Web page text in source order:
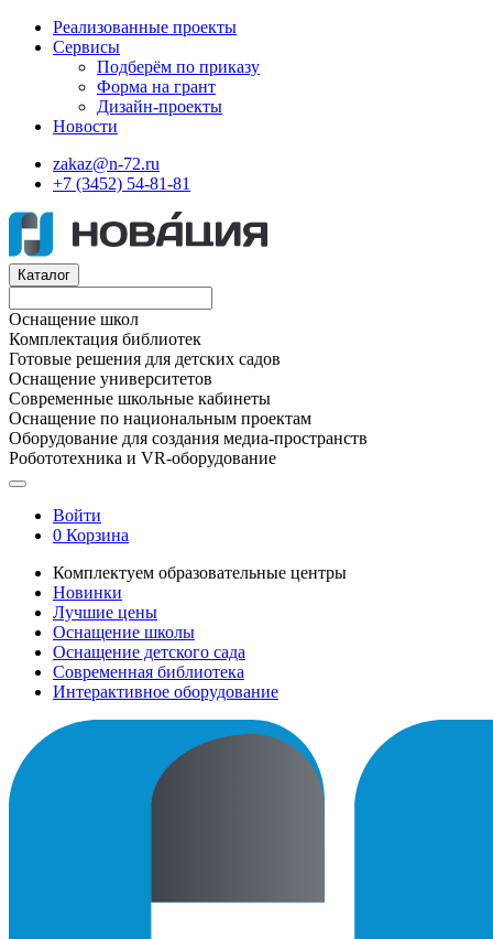
Реализованные проекты
Сервисы
Подберём по приказу
Форма на грант
Дизайн-проекты
Новости
zakaz@n-72.ru
+7 (3452) 54-81-81
Каталог
Оснащение школ
Комплектация библиотек
Готовые решения для детских садов
Оснащение университетов
Современные школьные кабинеты
Оснащение по национальным проектам
Оборудование для создания медиа-пространств
Робототехника и VR-оборудование
Войти
0 Корзина
Комплектуем образовательные центры
Новинки
Лучшие цены
Оснащение школы
Оснащение детского сада
Современная библиотека
Интерактивное оборудование